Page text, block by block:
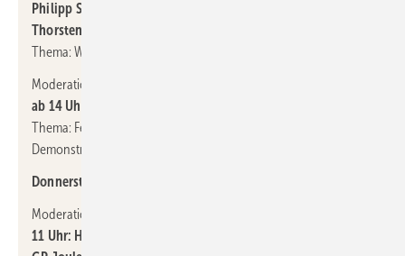
Philipp Schreiber (Project Manager Large Scale Tesvolt),
Thorsten Jörß (Leiter PV-Entwicklung EnBW)
Thema: Wirtschaftliche Perspektiven für Großspeicher
Moderation: Herbert Grab (Redaktion photovoltaik):
ab 14 Uhr: Klaus Terlinden/Oliver Lenckowski
Thema: Fehlersuche in Solaranlagen mit Lasertechnik – mit
Demonstration
Donnerstag, 8. Mai 2025:
Moderation: Eva Augsten (Redaktion HZwei):
11 Uhr: Henning Uck, Manager für strategische Projekte bei